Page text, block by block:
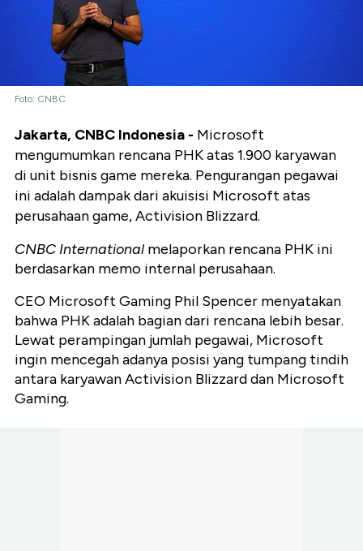
Foto: CNBC
Jakarta, CNBC Indonesia - Microsoft
mengumumkan rencana PHK atas 1.900 karyawan
di unit bisnis game mereka. Pengurangan pegawai
ini adalah dampak dari akuisisi Microsoft atas
perusahaan game, Activision Blizzard.
CNBC International melaporkan rencana PHK ini
berdasarkan memo internal perusahaan.
CEO Microsoft Gaming Phil Spencer menyatakan
bahwa PHK adalah bagian dari rencana lebih besar.
Lewat perampingan jumlah pegawai, Microsoft
ingin mencegah adanya posisi yang tumpang tindih
antara karyawan Activision Blizzard dan Microsoft
Gaming.